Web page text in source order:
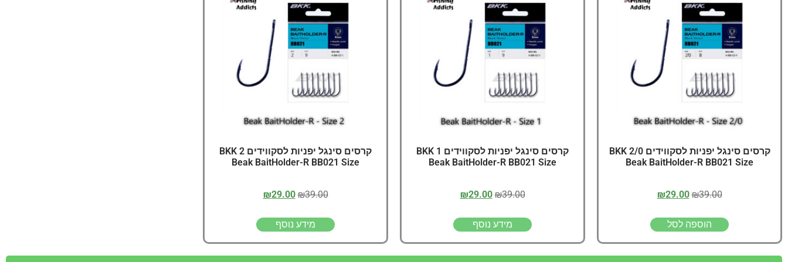
דיג – מאמרים בנושא דיג
החנות שלי – ציוד מומלץ שווה להכנס!
סל קניות
תקנון אתר
קרסים סינגל יפניות לסקווידים 2/0 BKK
Beak BaitHolder-R BB021 Size
₪39.00
₪29.00
הוספה לסל
קרסים סינגל יפניות לסקווידים 1 BKK
Beak BaitHolder-R BB021 Size
₪39.00
₪29.00
מידע נוסף
קרסים סינגל יפניות לסקווידים 2 BKK
Beak BaitHolder-R BB021 Size
₪39.00
₪29.00
מידע נוסף